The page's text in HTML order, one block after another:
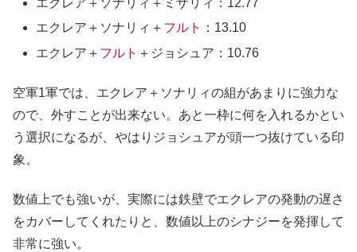
エクレア＋ソナリィ＋ミザリィ：12.77
エクレア＋ソナリィ＋ フルト
：13.10
エクレア＋ フルト ＋ジョシュア：10.76
空軍1軍では、エクレア＋ソナリィの組があまりに強力な
ので、外すことが出来ない。あと一枠に何を入れるかとい
う選択になるが、やはりジョシュアが頭一つ抜けている印
象。
数値上でも強いが、実際には鉄壁でエクレアの発動の遅さ
をカバーしてくれたりと、数値以上のシナジーを発揮して
非常に強い。